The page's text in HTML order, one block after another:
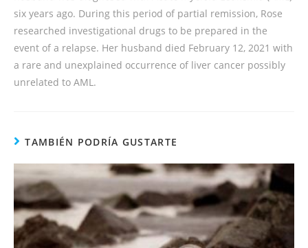
six years ago. During this period of partial remission, Rose
researched investigational drugs to be prepared in the
event of a relapse. Her husband died February 12, 2021 with
a rare and unexplained occurrence of liver cancer possibly
unrelated to AML.
TAMBIÉN PODRÍA GUSTARTE